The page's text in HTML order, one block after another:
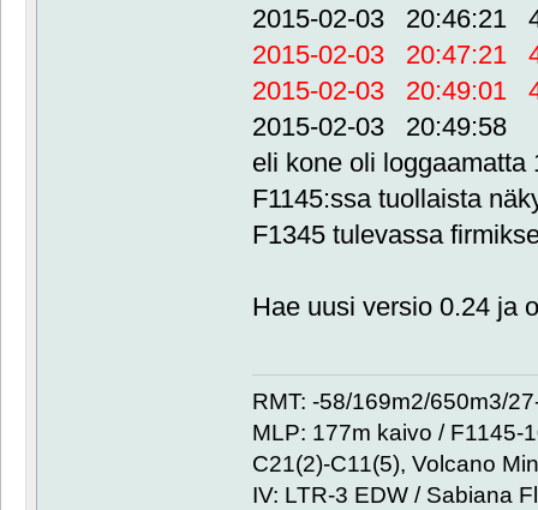
2015-02-03 20:46:21
2015-02-03 20:47:21
2015-02-03 20:49:01
2015-02-03 20:49:58
eli kone oli
F1145:ssa tuollaista
F1345 tulevassa
Hae uusi versio 0.24 ja
RMT: -58/169m2/650m3/
MLP: 177m kaivo / F1145-
C21(2)-C11(5), Volcano
IV: LTR-3 EDW / Sabiana